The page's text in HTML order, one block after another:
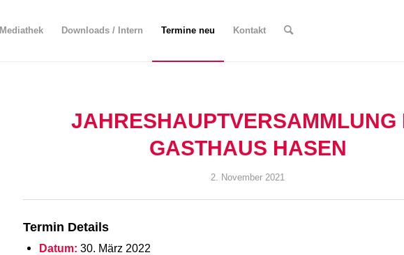
Mediathek Downloads / Intern Termine neu Kontakt
JAHRESHAUPTVERSAMMLUNG
GASTHAUS HASEN
2. November 2021
Termin Details
Datum: 30. März 2022